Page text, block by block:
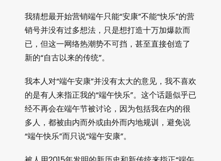
我猜想最开始营销端午只能“安康”不能“快乐”的营
销号并没有过多想法，只是想打造十万加爆款而
已，但这一网络热潮势不可挡，甚至直接创造了
新的“自古以来的传统”。
我本人对“端午安康”并没有太大的意见，我不喜欢
的是有人来指正我的“端午快乐”。这个话题似乎已
经不再会在端午节被讨论，因为包括我在内的很
多人，都被由内而外或由外而内地规训，避免说
“端午快乐”而只说“端午安康”。